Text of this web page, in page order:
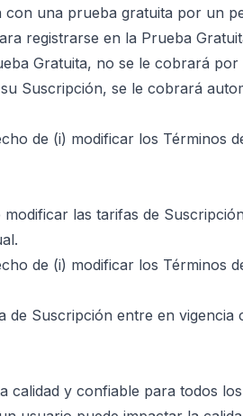
una prueba gratuita por un
registrarse en la Prueba
Gratuita, no se le cobrará
Suscripción, se le cobrará
de (i) modificar los Términos
las tarifas de
de (i) modificar los Términos
Suscripción entre en
y confiable para todos